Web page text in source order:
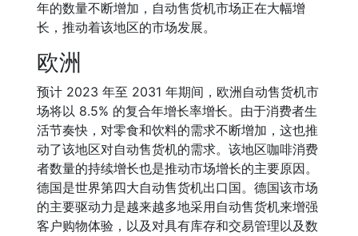
年的数量不断增加，自动售货机市场正在大幅增
长，推动着该地区的市场发展。
欧洲
预计 2023 年至 2031 年期间，欧洲自动售货机市
场将以 8.5% 的复合年增长率增长。由于消费者生
活节奏快，对零食和饮料的需求不断增加，这也推
动了该地区对自动售货机的需求。该地区咖啡消费
者数量的持续增长也是推动市场增长的主要原因。
德国是世界第四大自动售货机出口国。德国该市场
的主要驱动力是越来越多地采用自动售货机来增强
客户购物体验，以及对具有库存和交易管理以及数